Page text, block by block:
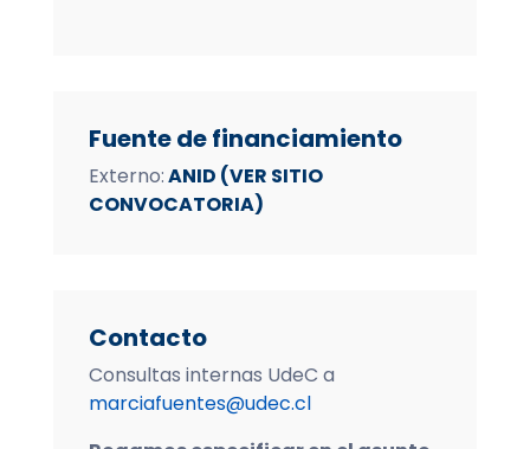
Fuente de financiamiento
Externo:ANID (VER SITIO
CONVOCATORIA)
Contacto
Consultas internas UdeC a
marciafuentes@udec.cl